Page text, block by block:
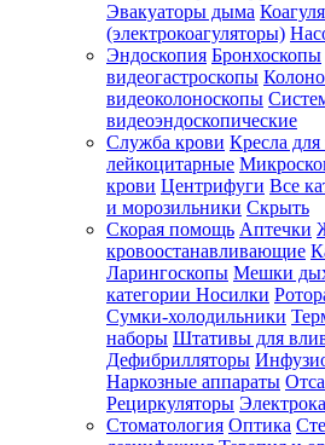
Эвакуаторы дыма
(электрокоагуляторы)
Эндоскопия Бронхоскопы
видеогастроскопы
видеоколоноскопы
видеоэндоскопические
Служба крови Кресла для
лейкоцитарные
крови Центрифуги Все
и морозильники Скрыть
Скорая помощь Аптечки
кровоостанавливающие
Ларингоскопы Мешки
категории Носилки
Сумки-холодильники
наборы Штативы для
Дефибрилляторы
Наркозные аппараты
Рециркуляторы
Стоматология Оптика